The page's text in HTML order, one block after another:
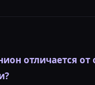
отличается